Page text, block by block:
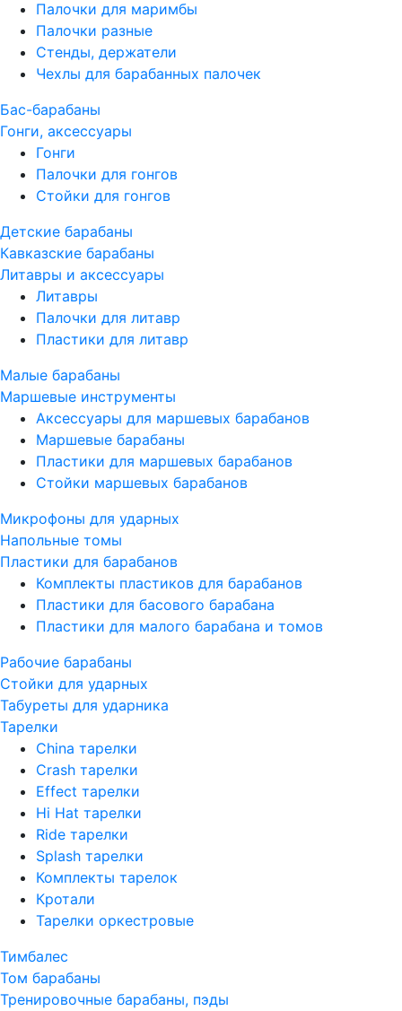
Палочки для маримбы
Палочки разные
Стенды, держатели
Чехлы для барабанных палочек
Бас-барабаны
Гонги, аксессуары
Гонги
Палочки для гонгов
Стойки для гонгов
Детские барабаны
Кавказские барабаны
Литавры и аксессуары
Литавры
Палочки для литавр
Пластики для литавр
Малые барабаны
Маршевые инструменты
Аксессуары для маршевых барабанов
Маршевые барабаны
Пластики для маршевых барабанов
Стойки маршевых барабанов
Микрофоны для ударных
Напольные томы
Пластики для барабанов
Комплекты пластиков для барабанов
Пластики для басового барабана
Пластики для малого барабана и томов
Рабочие барабаны
Стойки для ударных
Табуреты для ударника
Тарелки
China тарелки
Crash тарелки
Effect тарелки
Hi Hat тарелки
Ride тарелки
Splash тарелки
Комплекты тарелок
Кротали
Тарелки оркестровые
Тимбалес
Том барабаны
Тренировочные барабаны, пэды